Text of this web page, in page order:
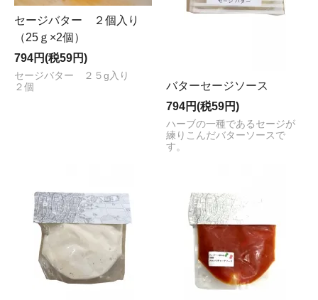
セージバター ２個入り
（25ｇ×2個）
794円(税59円)
セージバター ２５g入り
２個
バターセージソース
794円(税59円)
ハーブの一種であるセージが
練りこんだバターソースで
す。